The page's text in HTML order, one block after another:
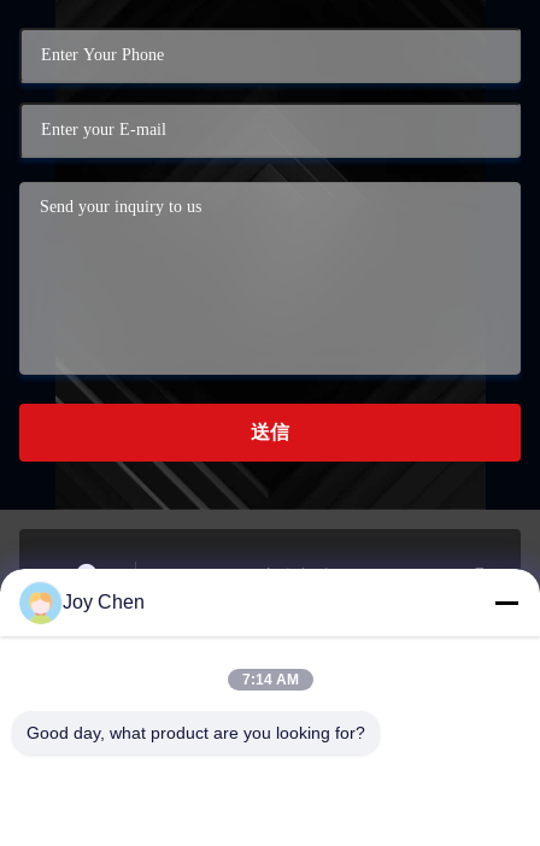
送信
アドレス
メール
joy@cc-scauto.com
Joy Chen
7:14 AM
Good day, what product are you looking for?